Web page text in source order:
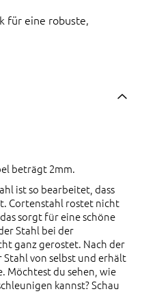
für eine robuste,
beträgt 2mm.
ist so bearbeitet, dass
Cortenstahl rostet nicht
sorgt für eine schöne
Stahl bei der
ganz gerostet. Nach der
von selbst und erhält
Möchtest du sehen, wie
kannst? Schau